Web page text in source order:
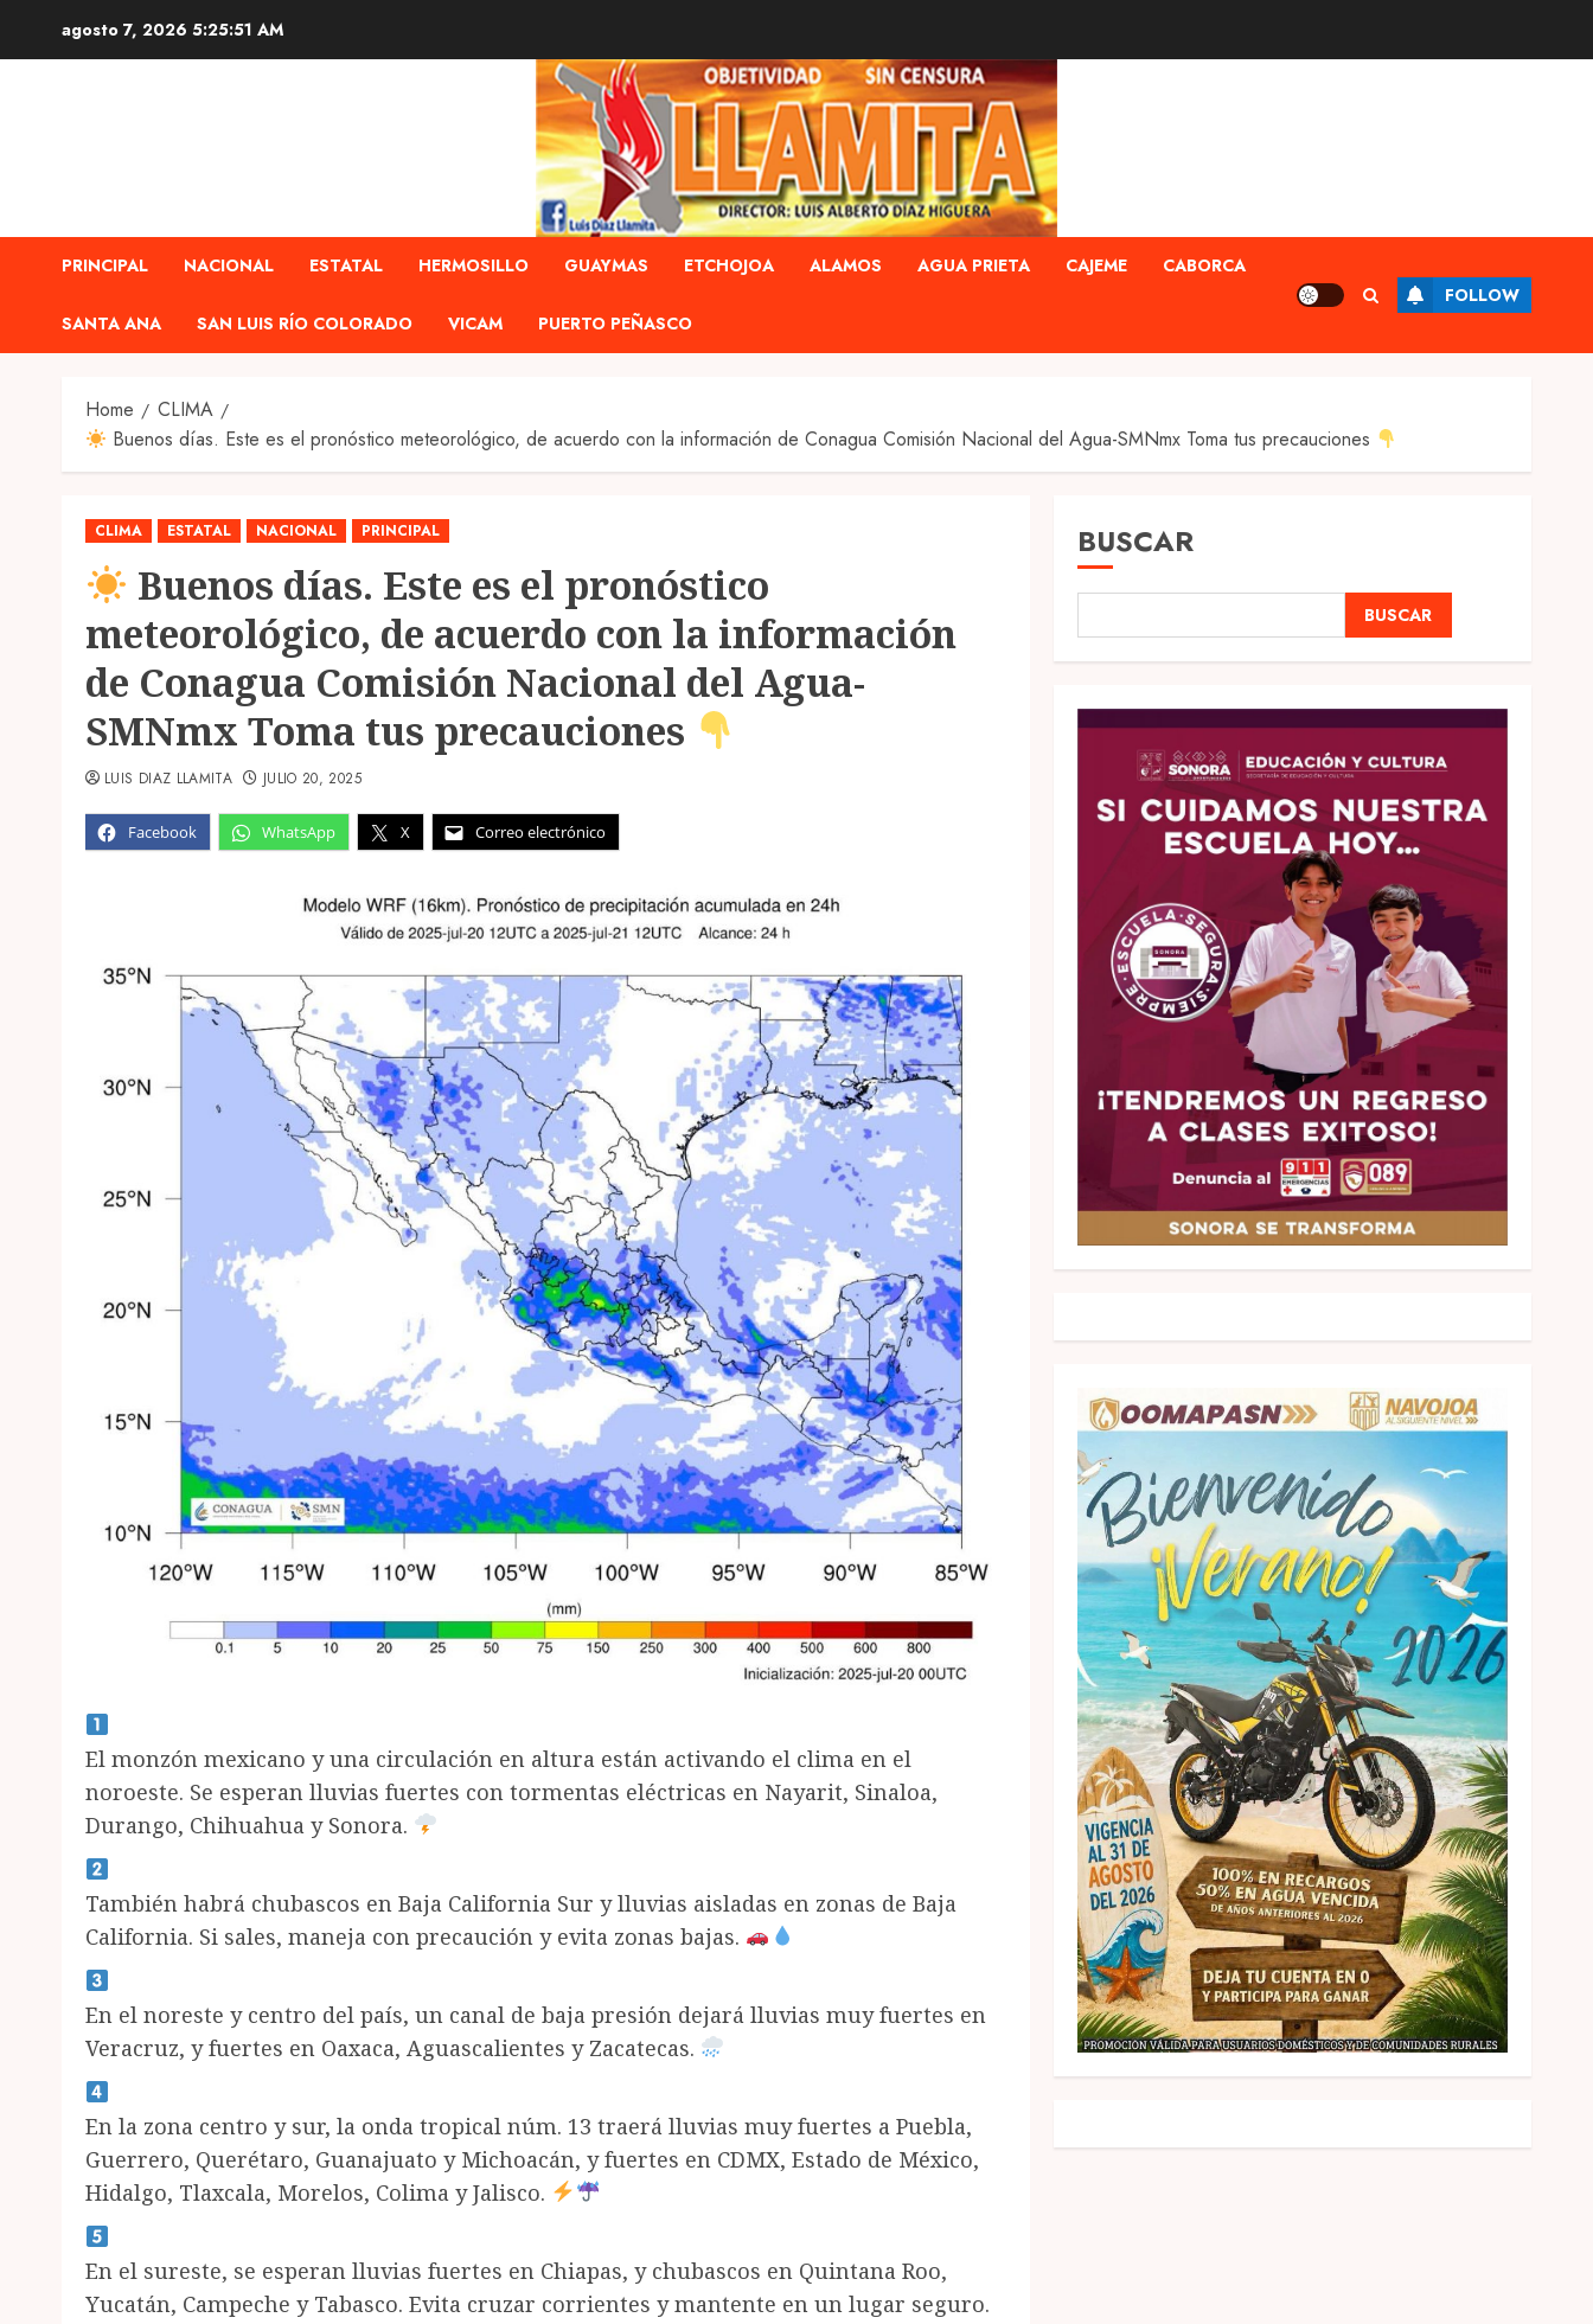
agosto 7, 2026 5:25:52 AM
PRINCIPAL NACIONAL ESTATAL HERMOSILLO GUAYMAS ETCHOJOA ALAMOS AGUA PRIETA CAJEME CABORCA
SANTA ANA SAN LUIS RÍO COLORADO VICAM PUERTO PEÑASCO
FOLLOW
Home
CLIMA
Buenos días. Este es el pronóstico meteorológico, de acuerdo con la información de Conagua Comisión Nacional del Agua-SMNmx Toma tus precauciones
CLIMA ESTATAL NACIONAL PRINCIPAL
Buenos días. Este es el pronóstico
meteorológico, de acuerdo con la información
de Conagua Comisión Nacional del Agua-
SMNmx Toma tus precauciones
Facebook WhatsApp X Correo electrónico
LUIS DIAZ LLAMITA JULIO 20, 2025
El monzón mexicano y una circulación en altura están activando el clima en el
noroeste. Se esperan lluvias fuertes con tormentas eléctricas en Nayarit, Sinaloa,
Durango, Chihuahua y Sonora.
También habrá chubascos en Baja California Sur y lluvias aisladas en zonas de Baja
California. Si sales, maneja con precaución y evita zonas bajas.
En el noreste y centro del país, un canal de baja presión dejará lluvias muy fuertes en
Veracruz, y fuertes en Oaxaca, Aguascalientes y Zacatecas.
En la zona centro y sur, la onda tropical núm. 13 traerá lluvias muy fuertes a Puebla,
Guerrero, Querétaro, Guanajuato y Michoacán, y fuertes en CDMX, Estado de México,
Hidalgo, Tlaxcala, Morelos, Colima y Jalisco.
En el sureste, se esperan lluvias fuertes en Chiapas, y chubascos en Quintana Roo,
Yucatán, Campeche y Tabasco. Evita cruzar corrientes y mantente en un lugar seguro.
BUSCAR
BUSCAR